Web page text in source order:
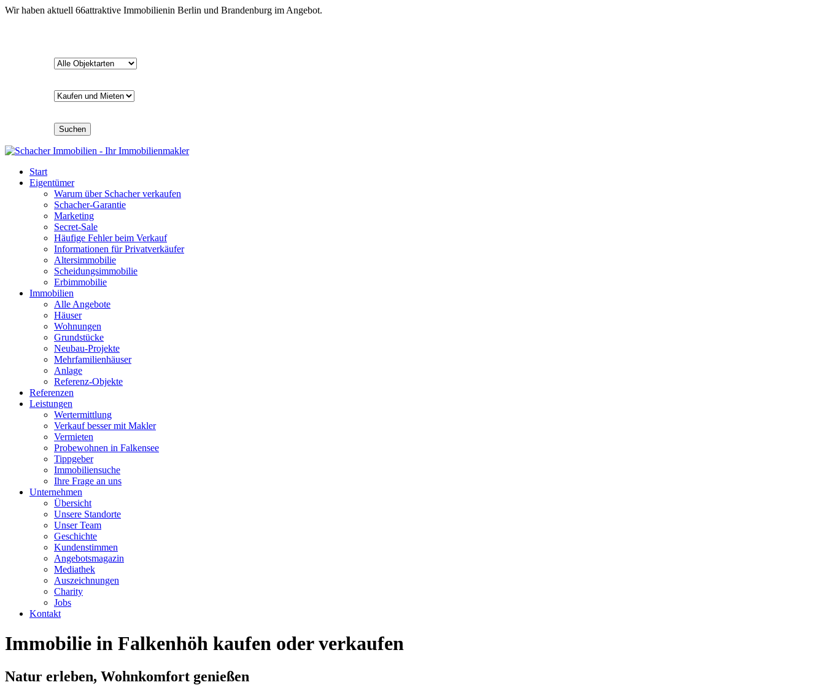
Wir haben aktuell 66attraktive Immobilienin Berlin und Brandenburg im Angebot.
Suchen
Start
Eigentümer
Warum über Schacher verkaufen
Schacher-Garantie
Marketing
Secret-Sale
Häufige Fehler beim Verkauf
Informationen für Privatverkäufer
Altersimmobilie
Scheidungsimmobilie
Erbimmobilie
Immobilien
Alle Angebote
Häuser
Wohnungen
Grundstücke
Neubau-Projekte
Mehrfamilienhäuser
Anlage
Referenz-Objekte
Referenzen
Leistungen
Wertermittlung
Verkauf besser mit Makler
Vermieten
Probewohnen in Falkensee
Tippgeber
Immobiliensuche
Ihre Frage an uns
Unternehmen
Übersicht
Unsere Standorte
Unser Team
Geschichte
Kundenstimmen
Angebotsmagazin
Mediathek
Auszeichnungen
Charity
Jobs
Kontakt
Immobilie in Falkenhöh kaufen oder verkaufen
Natur erleben, Wohnkomfort genießen